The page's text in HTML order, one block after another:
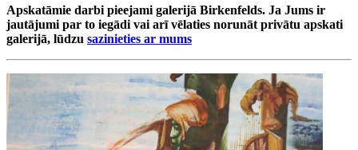
Apskatāmie darbi pieejami galerijā Birkenfelds. Ja Jums ir
jautājumi par to iegādi vai arī vēlaties norunāt privātu apskati
galerijā, lūdzu sazinieties ar mums